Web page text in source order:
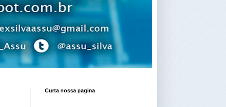
Curta nossa pagina